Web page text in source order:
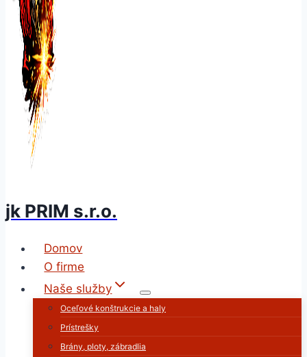
jk PRIM s.r.o.
Domov
O firme
Naše služby
Oceľové konštrukcie a haly
Prístrešky
Brány, ploty, zábradlia